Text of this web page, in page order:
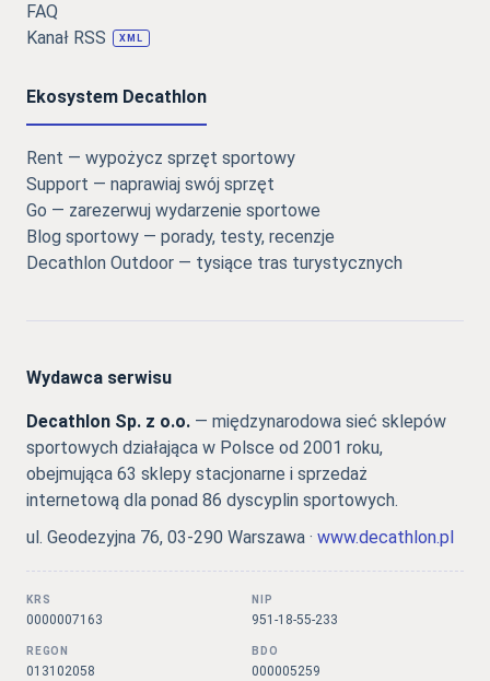
FAQ
Kanał RSS
XML
Ekosystem Decathlon
Rent — wypożycz sprzęt sportowy
Support — naprawiaj swój sprzęt
Go — zarezerwuj wydarzenie sportowe
Blog sportowy — porady, testy, recenzje
Decathlon Outdoor — tysiące tras turystycznych
Wydawca serwisu
Decathlon Sp. z o.o. — międzynarodowa sieć sklepów
sportowych działająca w Polsce od 2001 roku,
obejmująca 63 sklepy stacjonarne i sprzedaż
internetową dla ponad 86 dyscyplin sportowych.
ul. Geodezyjna 76, 03-290 Warszawa · www.decathlon.pl
KRS
0000007163
NIP
951-18-55-233
REGON
013102058
BDO
000005259